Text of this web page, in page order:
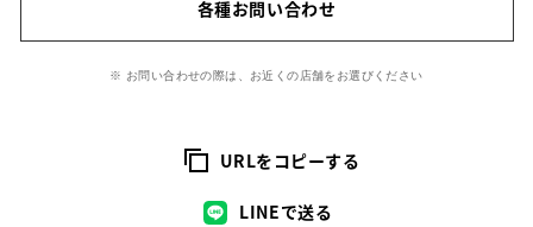
各種お問い合わせ
※ お問い合わせの際は、お近くの店舗をお選びください
URLをコピーする
LINEで送る